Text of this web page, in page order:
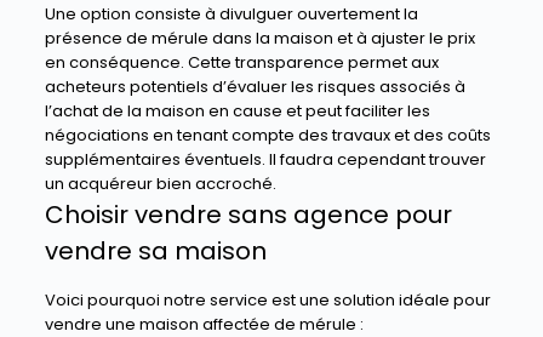
Une option consiste à divulguer ouvertement la
présence de mérule dans la maison et à ajuster le prix
en conséquence. Cette transparence permet aux
acheteurs potentiels d’évaluer les risques associés à
l’achat de la maison en cause et peut faciliter les
négociations en tenant compte des travaux et des coûts
supplémentaires éventuels. Il faudra cependant trouver
un acquéreur bien accroché.
Choisir vendre sans agence pour
vendre sa maison
Voici pourquoi notre service est une solution idéale pour
vendre une maison affectée de mérule :